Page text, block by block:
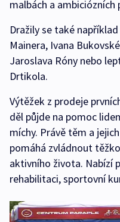
malbách a
Dražily se také
Mainera, Ivana
Jaroslava Róny nebo
Drtikola.
Výtěžek z prodeje
děl půjde na pomoc
míchy. Právě těm a
pomáhá zvládnout
aktivního života. Nabízí
rehabilitaci, sportovní